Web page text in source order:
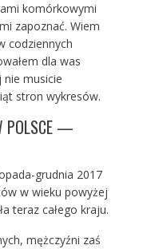
komórkowymi
zapoznać. Wiem
codziennych
dla was
nie musicie
stron wykresów.
POLSCE —
grudnia 2017
w wieku powyżej
teraz całego kraju.
mężczyźni zaś